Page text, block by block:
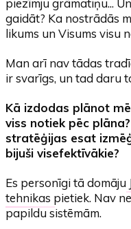
gaidāt? Ka nostrādās
likums un Visums visu
Man arī nav tādas
ir svarīgs, un tad daru
Kā izdodas plānot
viss notiek pēc
stratēģijas esat
bijuši visefektīvākie?
Es personīgi tā domāju
tehnikas pietiek. Nav
papildu sistēmām.